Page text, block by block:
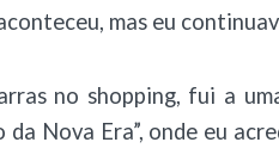
mas eu
no shopping, fui a
Nova Era”, onde eu